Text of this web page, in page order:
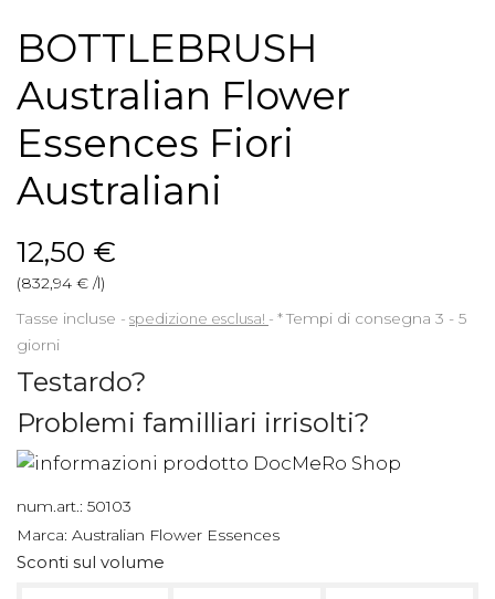
BOTTLEBRUSH
Australian Flower
Essences Fiori
Australiani
12,50 €
(832,94 € /l)
Tasse incluse
spedizione esclusa! *Tempi di consegna 3 - 5
giorni
Testardo?
Problemi familliari irrisolti?
num.art.: 50103
Marca: Australian Flower Essences
Sconti sul volume